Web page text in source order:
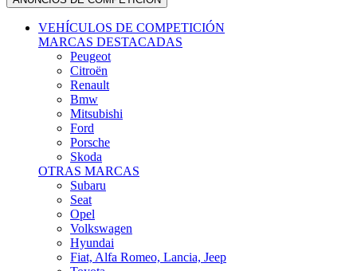
VEHÍCULOS DE COMPETICIÓN
MARCAS DESTACADAS
Peugeot
Citroën
Renault
Bmw
Mitsubishi
Ford
Porsche
Skoda
OTRAS MARCAS
Subaru
Seat
Opel
Volkswagen
Hyundai
Fiat, Alfa Romeo, Lancia, Jeep
Toyota
Suzuki